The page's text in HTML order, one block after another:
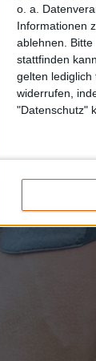
o. a.
Informationen
ablehnen.
stattfinden
gelten lediglich
widerrufen,
"Datenschutz"